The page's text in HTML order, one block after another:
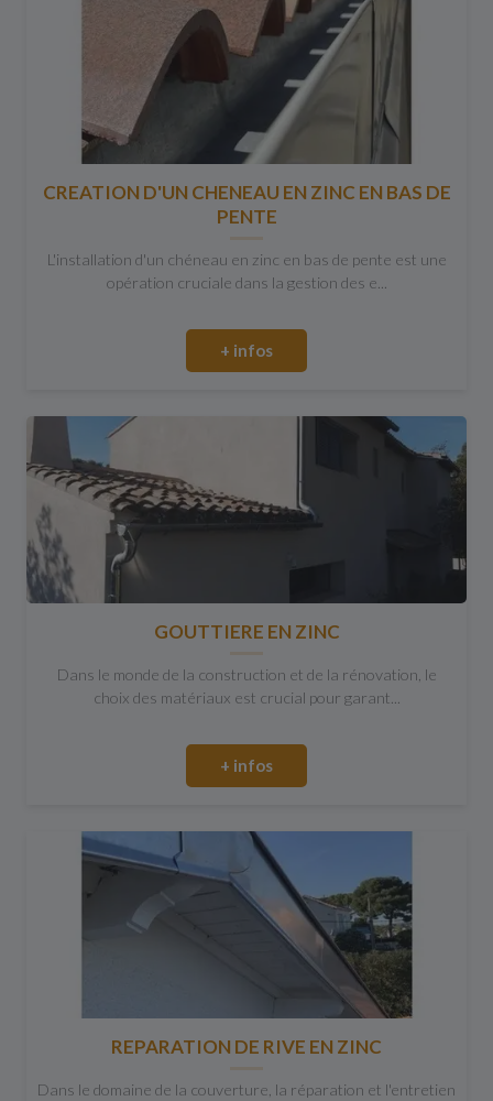
CREATION D'UN CHENEAU EN ZINC EN BAS DE
PENTE
L'installation d'un chéneau en zinc en bas de pente est une
opération cruciale dans la gestion des e...
+ infos
GOUTTIERE EN ZINC
Dans le monde de la construction et de la rénovation, le
choix des matériaux est crucial pour garant...
+ infos
REPARATION DE RIVE EN ZINC
Dans le domaine de la couverture, la réparation et l'entretien